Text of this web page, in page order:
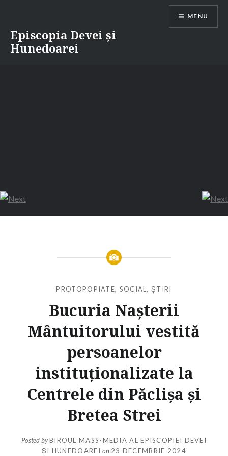
content
Episcopia Devei și
Hunedoarei
MENU
PROTOPOPIATE, SOCIAL,ȘTIRI
Bucuria Nașterii
Mântuitorului vestită
persoanelor
instituționalizate la
Centrele din Păclișa și
Bretea Strei
Posted byBIROUL MASS-MEDIA AL EPISCOPIEI DEVEI
ȘI HUNEDOAREI on 23 DECEMBRIE 2024